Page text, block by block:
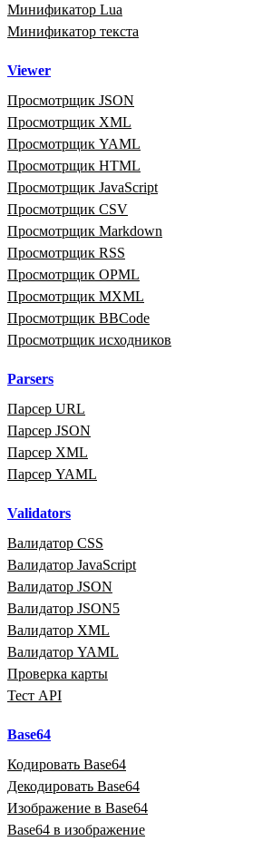
Минификатор Lua
Минификатор текста
Viewer
Просмотрщик JSON
Просмотрщик XML
Просмотрщик YAML
Просмотрщик HTML
Просмотрщик JavaScript
Просмотрщик CSV
Просмотрщик Markdown
Просмотрщик RSS
Просмотрщик OPML
Просмотрщик MXML
Просмотрщик BBCode
Просмотрщик исходников
Parsers
Парсер URL
Парсер JSON
Парсер XML
Парсер YAML
Validators
Валидатор CSS
Валидатор JavaScript
Валидатор JSON
Валидатор JSON5
Валидатор XML
Валидатор YAML
Проверка карты
Тест API
Base64
Кодировать Base64
Декодировать Base64
Изображение в Base64
Base64 в изображение